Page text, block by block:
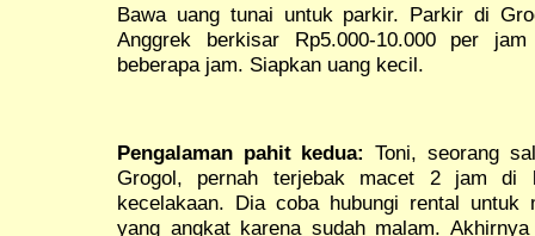
Bawa uang tunai untuk parkir. Parkir di
Anggrek berkisar Rp5.000-10.000 per
beberapa jam. Siapkan uang kecil.
Pengalaman pahit kedua: Toni, seorang
Grogol, pernah terjebak macet 2 jam di
kecelakaan. Dia coba hubungi rental untuk
yang angkat karena sudah malam.